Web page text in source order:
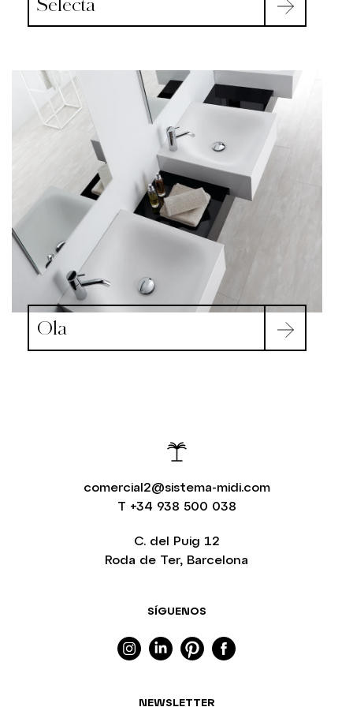
Ola
comercial2@sistema-midi.com
T +34 938 500 038
SÍGUENOS
NEWSLETTER
C. del Puig 12
Roda de Ter, Barcelona